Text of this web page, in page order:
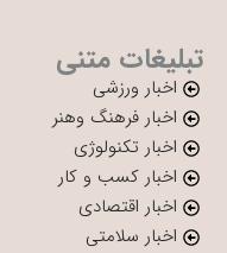
تبلیغات متنی
اخبار ورزشی
اخبار فرهنگ وهنر
اخبار تکنولوژی
اخبار کسب و کار
اخبار اقتصادی
اخبار سلامتی